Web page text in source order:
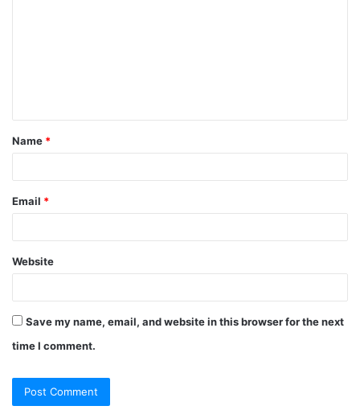
t
*
Name *
Email *
Website
Save my name, email, and website in this browser for the next
time I comment.